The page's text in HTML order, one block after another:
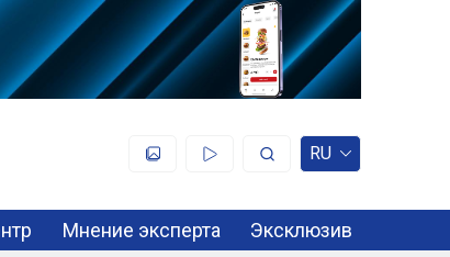
RU
Мнение эксперта
Эксклюзив